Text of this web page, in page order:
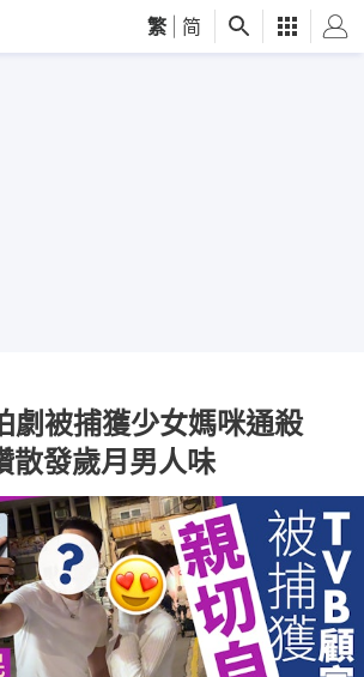
繁 简
劇被捕獲少女媽咪通殺
散發歲月男人味